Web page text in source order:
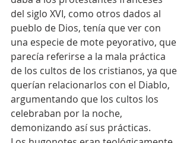
del siglo XVI, como otros dados al
pueblo de Dios, tenía que ver con
una especie de mote peyorativo, que
parecía referirse a la mala práctica
de los cultos de los cristianos, ya que
querían relacionarlos con el Diablo,
argumentando que los cultos los
celebraban por la noche,
demonizando así sus prácticas.